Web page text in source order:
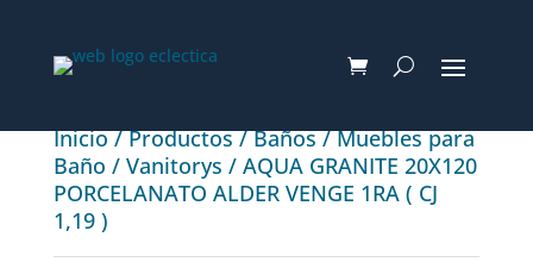
Inicio/Productos/Baños/Muebles para
Baño / Vanitorys / AQUA GRANITE 20X120
PORCELANATO ALDER VENGE 1RA ( CJ
1,19 )